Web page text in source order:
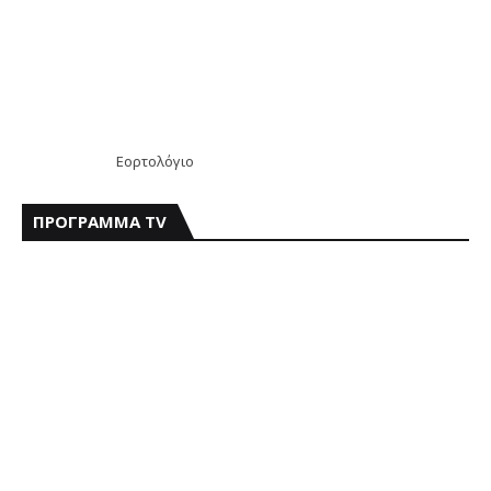
Εορτολόγιο
ΠΡΟΓΡΑΜΜΑ TV